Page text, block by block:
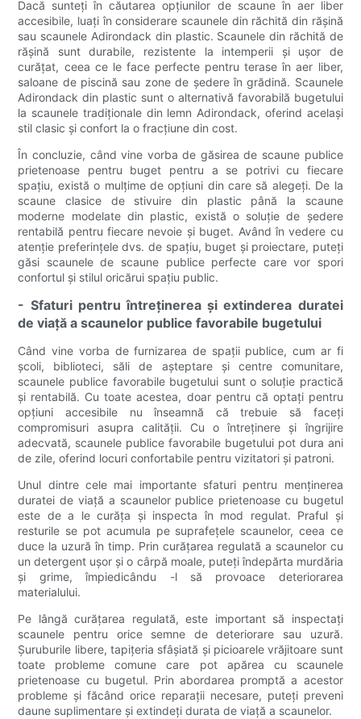
Dacă sunteți în căutarea opțiunilor de scaune în aer liber
accesibile, luați în considerare scaunele din răchită din rășină
sau scaunele Adirondack din plastic. Scaunele din răchită de
rășină sunt durabile, rezistente la intemperii și ușor de
curățat, ceea ce le face perfecte pentru terase în aer liber,
saloane de piscină sau zone de ședere în grădină. Scaunele
Adirondack din plastic sunt o alternativă favorabilă bugetului
la scaunele tradiționale din lemn Adirondack, oferind același
stil clasic și confort la o fracțiune din cost.
În concluzie, când vine vorba de găsirea de scaune publice
prietenoase pentru buget pentru a se potrivi cu fiecare
spațiu, există o mulțime de opțiuni din care să alegeți. De la
scaune clasice de stivuire din plastic până la scaune
moderne modelate din plastic, există o soluție de ședere
rentabilă pentru fiecare nevoie și buget. Având în vedere cu
atenție preferințele dvs. de spațiu, buget și proiectare, puteți
găsi scaunele de scaune publice perfecte care vor spori
confortul și stilul oricărui spațiu public.
- Sfaturi pentru întreținerea și extinderea duratei
de viață a scaunelor publice favorabile bugetului
Când vine vorba de furnizarea de spații publice, cum ar fi
școli, biblioteci, săli de așteptare și centre comunitare,
scaunele publice favorabile bugetului sunt o soluție practică
și rentabilă. Cu toate acestea, doar pentru că optați pentru
opțiuni accesibile nu înseamnă că trebuie să faceți
compromisuri asupra calității. Cu o întreținere și îngrijire
adecvată, scaunele publice favorabile bugetului pot dura ani
de zile, oferind locuri confortabile pentru vizitatori și patroni.
Unul dintre cele mai importante sfaturi pentru menținerea
duratei de viață a scaunelor publice prietenoase cu bugetul
este de a le curăța și inspecta în mod regulat. Praful și
resturile se pot acumula pe suprafețele scaunelor, ceea ce
duce la uzură în timp. Prin curățarea regulată a scaunelor cu
un detergent ușor și o cârpă moale, puteți îndepărta murdăria
și grime, împiedicându -l să provoace deteriorarea
materialului.
Pe lângă curățarea regulată, este important să inspectați
scaunele pentru orice semne de deteriorare sau uzură.
Șuruburile libere, tapițeria sfâșiată și picioarele vrăjitoare sunt
toate probleme comune care pot apărea cu scaunele
prietenoase cu bugetul. Prin abordarea promptă a acestor
probleme și făcând orice reparații necesare, puteți preveni
daune suplimentare și extindeți durata de viață a scaunelor.